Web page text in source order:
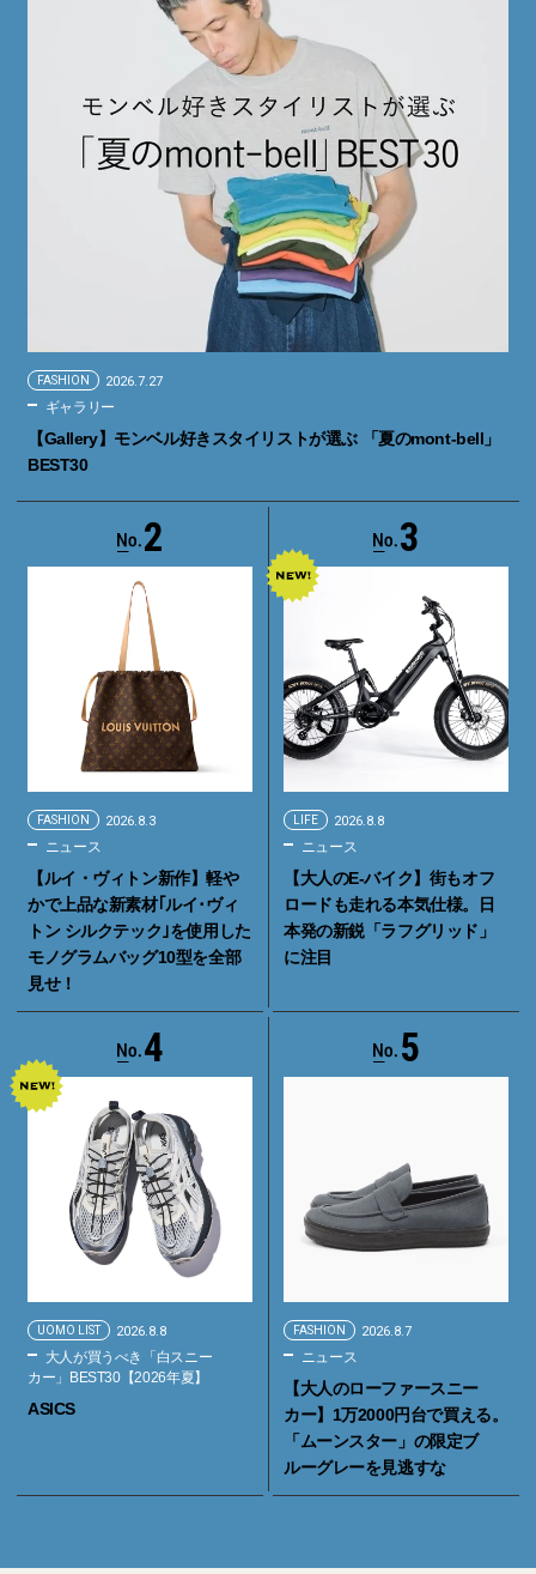
FASHION 2026.7.27
ギャラリー
【Gallery】モンベル好きスタイリストが選ぶ 「夏のmont-bell」
BEST30
2
FASHION 2026.8.3
ニュース
【ルイ・ヴィトン新作】軽や
かで上品な新素材｢ルイ･ヴィ
トン シルクテック｣を使用した
モノグラムバッグ10型を全部
見せ！
3
LIFE 2026.8.8
ニュース
【大人のE-バイク】街もオフ
ロードも走れる本気仕様。日
本発の新鋭「ラフグリッド」
に注目
4
UOMO LIST 2026.8.8
大人が買うべき「白スニー
カー」BEST30【2026年夏】
ASICS
5
FASHION 2026.8.7
ニュース
【大人のローファースニー
カー】1万2000円台で買える。
「ムーンスター」の限定ブ
ルーグレーを見逃すな